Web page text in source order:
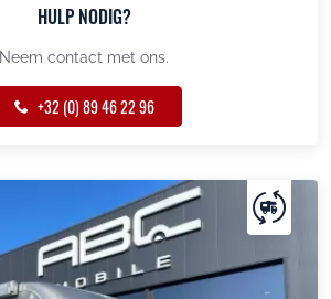
HULP NODIG?
Neem contact met ons.
+32 (0) 89 46 22 96